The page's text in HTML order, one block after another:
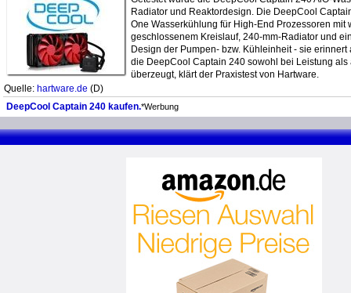
Radiator und Reaktordesign. Die DeepCool
One Wasserkühlung für High-End Prozessoren mit
geschlossenem Kreislauf, 240-mm-Radiator und
Design der Pumpen- bzw. Kühleinheit - sie erinnert
die DeepCool Captain 240 sowohl bei Leistung als
überzeugt, klärt der Praxistest von Hartware.
Quelle: hartware.de (D)
DeepCool Captain 240 kaufen.*Werbung